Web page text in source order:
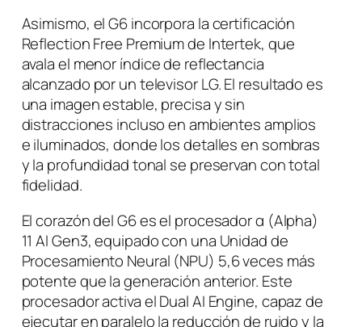
Asimismo, el G6 incorpora la certificación
Reflection Free Premium de Intertek, que
avala el menor índice de reflectancia
alcanzado por un televisor LG. El resultado es
una imagen estable, precisa y sin
distracciones incluso en ambientes amplios
e iluminados, donde los detalles en sombras
y la profundidad tonal se preservan con total
fidelidad.
El corazón del G6 es el procesador α (Alpha)
11 AI Gen3, equipado con una Unidad de
Procesamiento Neural (NPU) 5,6 veces más
potente que la generación anterior. Este
procesador activa el Dual AI Engine, capaz de
ejecutar en paralelo la reducción de ruido y la